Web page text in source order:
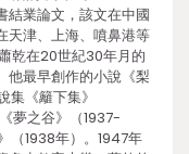
結業論文，該文在中國
天津、上海、噴鼻港等
乾在20世紀30年月的
他最早創作的小說《梨
集《籬下集》
夢之谷》（1937-
（1938年）。1947年